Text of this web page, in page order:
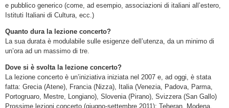
e pubblico generico (come, ad esempio, associazioni di italiani all’estero,
Istituti Italiani di Cultura, ecc.)
Quanto dura la lezione concerto?
La sua durata è modulabile sulle esigenze dell’utenza, da un minimo di
un’ora ad un massimo di tre.
Dove si è svolta la lezione concerto?
La lezione concerto è un’iniziativa iniziata nel 2007 e, ad oggi, è stata
fatta: Grecia (Atene), Francia (Nizza), Italia (Venezia, Padova, Parma,
Portogruaro, Mestre, Longiano), Slovenia (Pirano), Svizzera (San Gallo)
Prossime lezioni concerto (giugno-settembre 2011): Teheran, Modena,